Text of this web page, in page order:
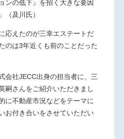
ンの低下』を招く大きな要因
（及川氏）
応えたのが三幸エステートだ
のは3年近くも前のことだった
会社JECC出身の担当者に、三
嗣さんをご紹介いただきまし
に不動産市況などをテーマに
お付き合いをさせていただい